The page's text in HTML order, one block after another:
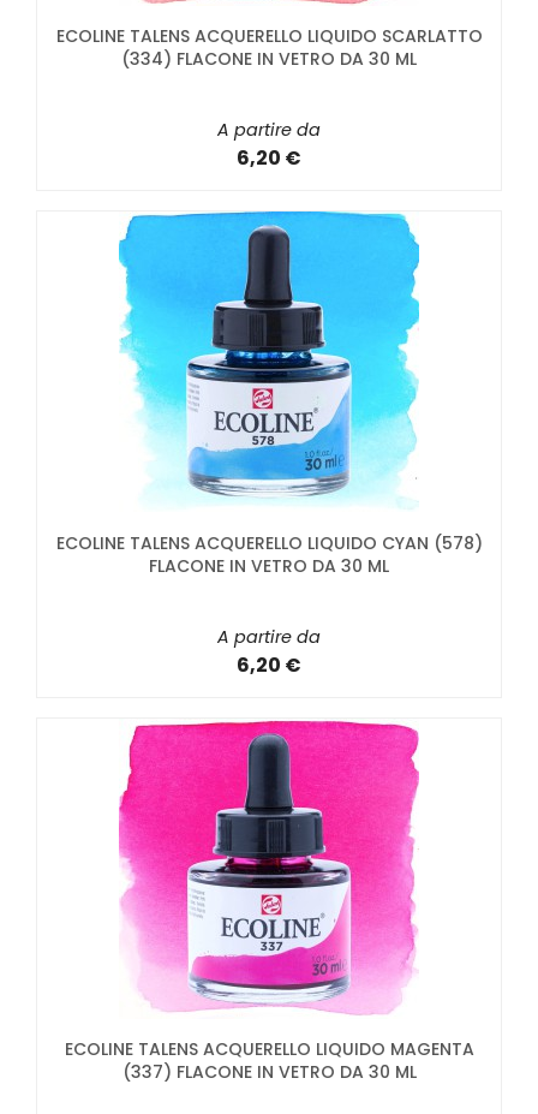
ECOLINE TALENS ACQUERELLO LIQUIDO SCARLATTO
(334) FLACONE IN VETRO DA 30 ML
A partire da
6,20 €
ECOLINE TALENS ACQUERELLO LIQUIDO CYAN (578)
FLACONE IN VETRO DA 30 ML
A partire da
6,20 €
ECOLINE TALENS ACQUERELLO LIQUIDO MAGENTA
(337) FLACONE IN VETRO DA 30 ML